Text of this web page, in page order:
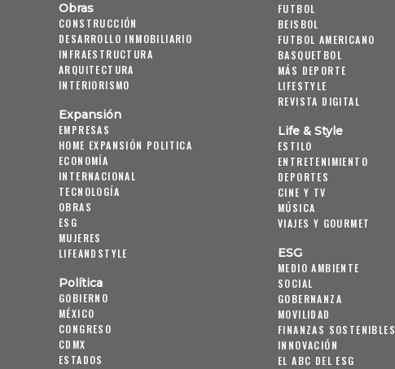
Obras
CONSTRUCCIÓN
DESARROLLO INMOBILIARIO
INFRAESTRUCTURA
ARQUITECTURA
INTERIORISMO
Expansión
EMPRESAS
HOME EXPANSIÓN POLITICA
ECONOMÍA
INTERNACIONAL
TECNOLOGÍA
OBRAS
ESG
MUJERES
LIFEANDSTYLE
Política
GOBIERNO
MÉXICO
CONGRESO
CDMX
ESTADOS
FUTBOL
BEISBOL
FUTBOL AMERICANO
BASQUETBOL
MÁS DEPORTE
LIFESTYLE
REVISTA DIGITAL
Life & Style
ESTILO
ENTRETENIMIENTO
DEPORTES
CINE Y TV
MÚSICA
VIAJES Y GOURMET
ESG
MEDIO AMBIENTE
SOCIAL
GOBERNANZA
MOVILIDAD
FINANZAS SOSTENIBLES
INNOVACIÓN
EL ABC DEL ESG